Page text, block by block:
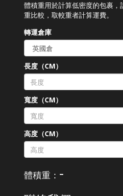
體積重用於計算低密度的包裹
重比較，取較重者計算運費。
轉運倉庫
長度（CM）
寬度（CM）
高度（CM）
體積重： -